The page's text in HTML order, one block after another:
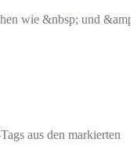
wie &nbsp; und &amp;
aus den markierten